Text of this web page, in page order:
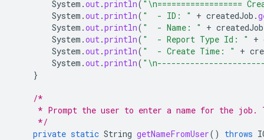
System .out.println( "\n==================
System .out.println( "  - ID: " + createdJob .
System .out.println( "  - Name: " + createdJob
System .out.println( "  - Report Type Id: " +
System .out.println( "  - Create Time: " +
System .out.println(
}
/*
* Prompt the user to enter a name for the job.
     */
private static String getNameFromUser() throws